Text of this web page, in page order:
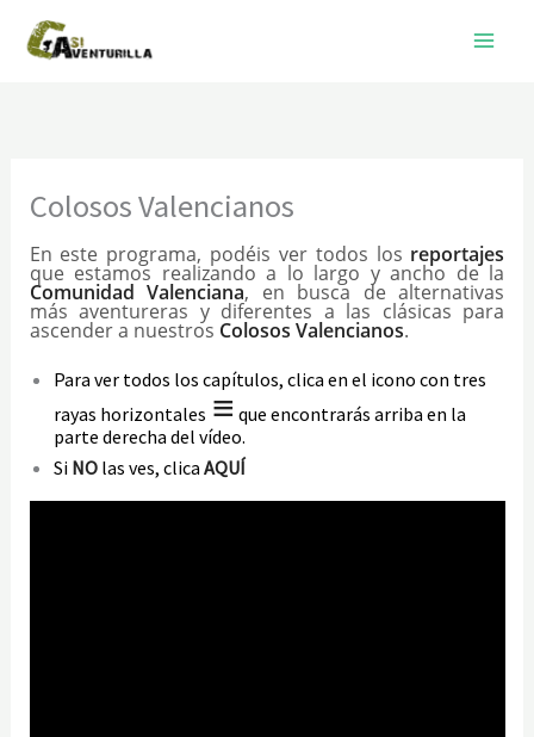
contenido
Colosos Valencianos
En este programa, podéis ver todos los reportajes
que estamos realizando a lo largo y ancho de la
Comunidad Valenciana, en busca de alternativas
más aventureras y diferentes a las clásicas para
ascender a nuestros Colosos Valencianos.
Para ver todos los capítulos, clica en el icono con tres
rayas horizontales ≡ que encontrarás arriba en la
parte derecha del vídeo.
Si NO las ves, clicaAQUÍ